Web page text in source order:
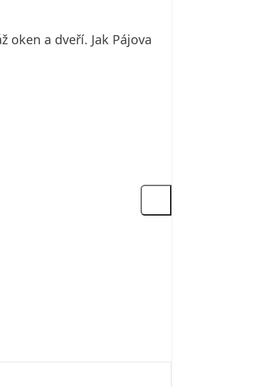
a dveří. Jak Pájova